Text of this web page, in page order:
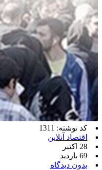
کد نوشته: 1311
اقتصاد آنلاین
28 اکتبر
69 بازدید
بدون دیدگاه